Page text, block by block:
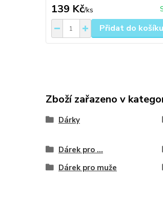
139 Kč/ks
Přidat do košíku
Zboží zařazeno v
Dárky
Dárek pro ...
Dárek pro muže